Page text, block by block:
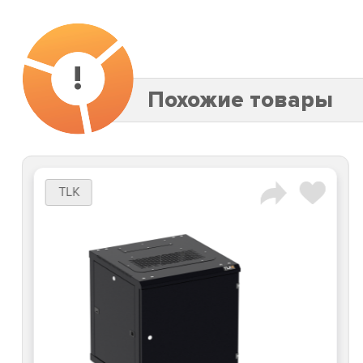
!
Похожие товары
TLK